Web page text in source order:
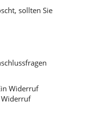
sollten Sie
Widerruf